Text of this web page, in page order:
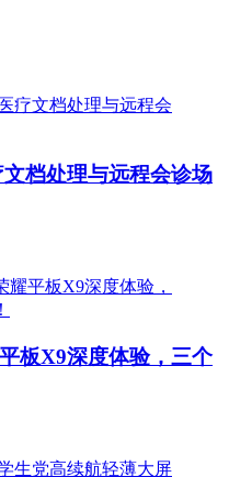
档处理与远程会诊场
板X9深度体验，三个